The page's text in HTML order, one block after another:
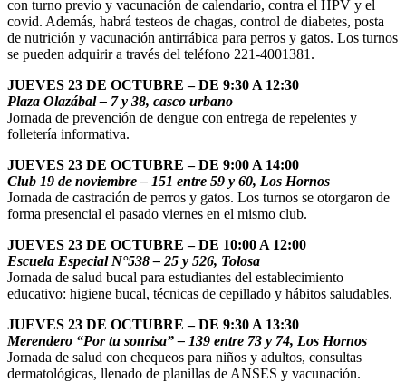
con turno previo y vacunación de calendario, contra el HPV y el
covid. Además, habrá testeos de chagas, control de diabetes, posta
de nutrición y vacunación antirrábica para perros y gatos. Los turnos
se pueden adquirir a través del teléfono 221-4001381.
JUEVES 23 DE OCTUBRE – DE 9:30 A 12:30
Plaza Olazábal – 7 y 38, casco urbano
Jornada de prevención de dengue con entrega de repelentes y
folletería informativa.
JUEVES 23 DE OCTUBRE – DE 9:00 A 14:00
Club 19 de noviembre – 151 entre 59 y 60, Los Hornos
Jornada de castración de perros y gatos. Los turnos se otorgaron de
forma presencial el pasado viernes en el mismo club.
JUEVES 23 DE OCTUBRE – DE 10:00 A 12:00
Escuela Especial N°538 – 25 y 526, Tolosa
Jornada de salud bucal para estudiantes del establecimiento
educativo: higiene bucal, técnicas de cepillado y hábitos saludables.
JUEVES 23 DE OCTUBRE – DE 9:30 A 13:30
Merendero “Por tu sonrisa” – 139 entre 73 y 74, Los Hornos
Jornada de salud con chequeos para niños y adultos, consultas
dermatológicas, llenado de planillas de ANSES y vacunación.